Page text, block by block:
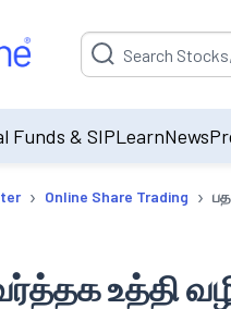
Suggestion will be
Funds & SIPLearnNews
› Online Share Trading ›
உத்தி